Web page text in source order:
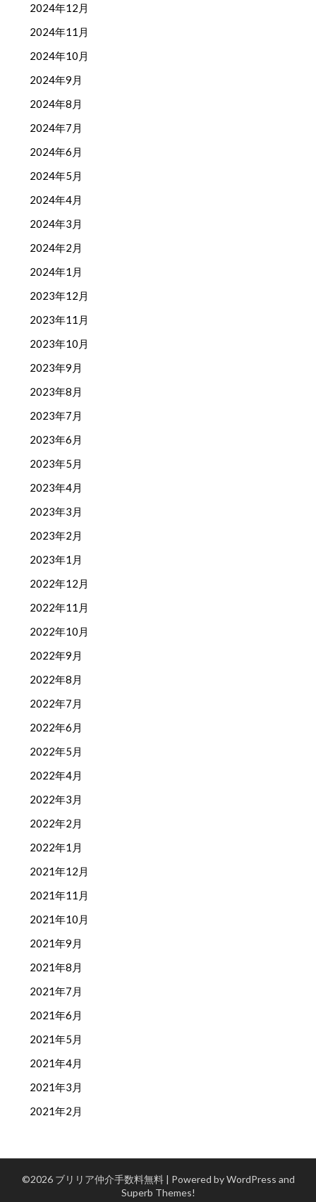
2024年12月
2024年11月
2024年10月
2024年9月
2024年8月
2024年7月
2024年6月
2024年5月
2024年4月
2024年3月
2024年2月
2024年1月
2023年12月
2023年11月
2023年10月
2023年9月
2023年8月
2023年7月
2023年6月
2023年5月
2023年4月
2023年3月
2023年2月
2023年1月
2022年12月
2022年11月
2022年10月
2022年9月
2022年8月
2022年7月
2022年6月
2022年5月
2022年4月
2022年3月
2022年2月
2022年1月
2021年12月
2021年11月
2021年10月
2021年9月
2021年8月
2021年7月
2021年6月
2021年5月
2021年4月
2021年3月
2021年2月
©2026 ブリリア仲介手数料無料 | Powered by WordPress and
Superb Themes!